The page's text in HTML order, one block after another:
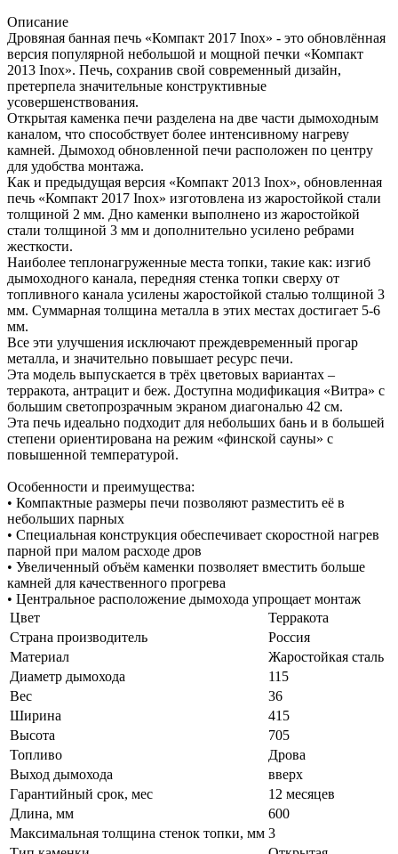
Описание
Дровяная банная печь «Компакт 2017 Inox» - это обновлённая
версия популярной небольшой и мощной печки «Компакт
2013 Inox». Печь, сохранив свой современный дизайн,
претерпела значительные конструктивные
усовершенствования.
Открытая каменка печи разделена на две части дымоходным
каналом, что способствует более интенсивному нагреву
камней. Дымоход обновленной печи расположен по центру
для удобства монтажа.
Как и предыдущая версия «Компакт 2013 Inox», обновленная
печь «Компакт 2017 Inox» изготовлена из жаростойкой стали
толщиной 2 мм. Дно каменки выполнено из жаростойкой
стали толщиной 3 мм и дополнительно усилено ребрами
жесткости.
Наиболее теплонагруженные места топки, такие как: изгиб
дымоходного канала, передняя стенка топки сверху от
топливного канала усилены жаростойкой сталью толщиной 3
мм. Суммарная толщина металла в этих местах достигает 5-6
мм.
Все эти улучшения исключают преждевременный прогар
металла, и значительно повышает ресурс печи.
Эта модель выпускается в трёх цветовых вариантах –
терракота, антрацит и беж. Доступна модификация «Витра» с
большим светопрозрачным экраном диагональю 42 см.
Эта печь идеально подходит для небольших бань и в большей
степени ориентирована на режим «финской сауны» с
повышенной температурой.
Особенности и преимущества:
• Компактные размеры печи позволяют разместить её в
небольших парных
• Специальная конструкция обеспечивает скоростной нагрев
парной при малом расходе дров
• Увеличенный объём каменки позволяет вместить больше
камней для качественного прогрева
• Центральное расположение дымохода упрощает монтаж
Цвет
Терракота
Страна производитель
Россия
Материал
Жаростойкая сталь
Диаметр дымохода
115
Вес
36
Ширина
415
Высота
705
Топливо
Дрова
Выход дымохода
вверх
Гарантийный срок, мес
12 месяцев
Длина, мм
600
Максимальная толщина стенок топки, мм 3